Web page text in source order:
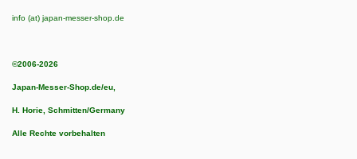
info (at) japan-messer-shop.de
©2006-2026
Japan-Messer-Shop.de/eu,
H. Horie, Schmitten/Germany
Alle Rechte vorbehalten